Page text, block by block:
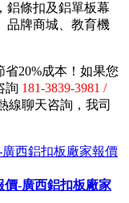
鋁條扣及鋁單板幕
品牌商城、教育機
20%成本！如果您
詢 181-3839-3981 /
線聊天咨詢，我司
價-廣西鋁扣板廠家